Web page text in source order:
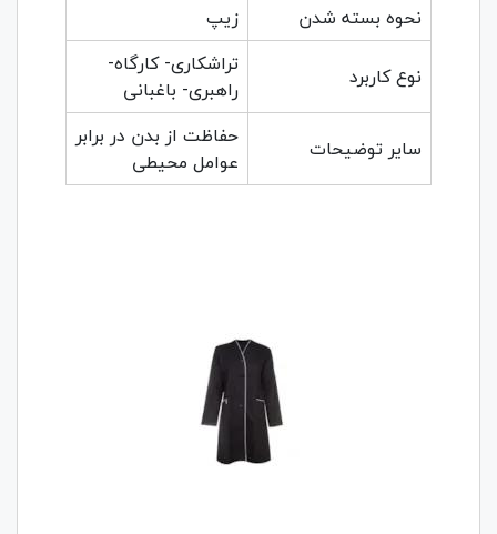
نحوه بسته شدن
زیپ
نوع کاربرد
تراشکاری- کارگاه-
راهبری- باغبانی
سایر توضیحات
حفاظت از بدن در برابر
عوامل محیطی